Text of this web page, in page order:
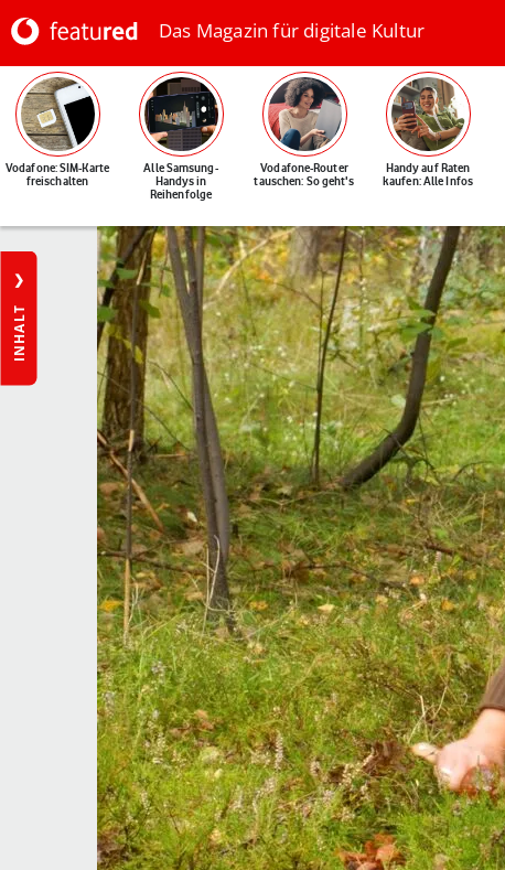
Das Magazin für digitale Kultur
Vodafone: SIM-Karte
freischalten
Alle Samsung-
Handys in
Reihenfolge
Vodafone-Router
tauschen: So geht's
Handy auf Raten
kaufen: Alle Infos
INHALT